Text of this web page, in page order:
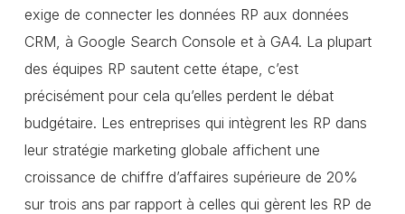
exige de connecter les données RP aux données
CRM, à Google Search Console et à GA4. La plupart
des équipes RP sautent cette étape, c’est
précisément pour cela qu’elles perdent le débat
budgétaire. Les entreprises qui intègrent les RP dans
leur stratégie marketing globale affichent une
croissance de chiffre d’affaires supérieure de 20%
sur trois ans par rapport à celles qui gèrent les RP de